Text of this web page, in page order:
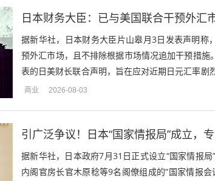
据新华社，日本财务大臣片山皋月3日发表声明称
预外汇市场，且不排除根据市场情况追加干预措
表的日美财长联合声明，旨在应对近期日元汇率剧
密切沟通，如有必要“将毫不犹豫进一步采取协调干
商业 2026-08-03
引广泛争议！日本“国家情报局”成立，
据新华社，日本政府7月31日正式设立“国家情报局
内阁官房长官木原稔等9名阁僚组成的“国家情报